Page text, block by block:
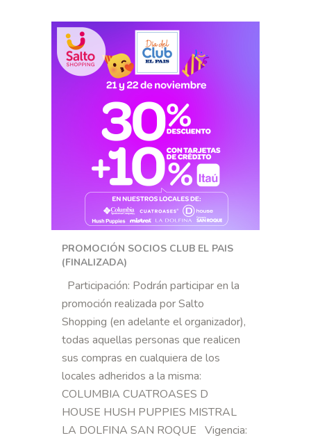
PROMOCIÓN SOCIOS CLUB EL PAIS
(FINALIZADA)
Participación: Podrán participar en la
promoción realizada por Salto
Shopping (en adelante el organizador),
todas aquellas personas que realicen
sus compras en cualquiera de los
locales adheridos a la misma:
COLUMBIA CUATROASES D
HOUSE HUSH PUPPIES MISTRAL
LA DOLFINA SAN ROQUE Vigencia: